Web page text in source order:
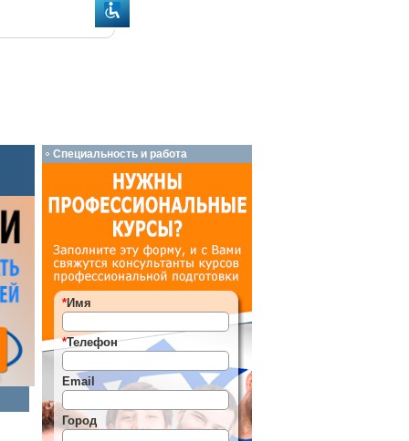
Специальность и работа
*Имя
*Телефон
Email
Город